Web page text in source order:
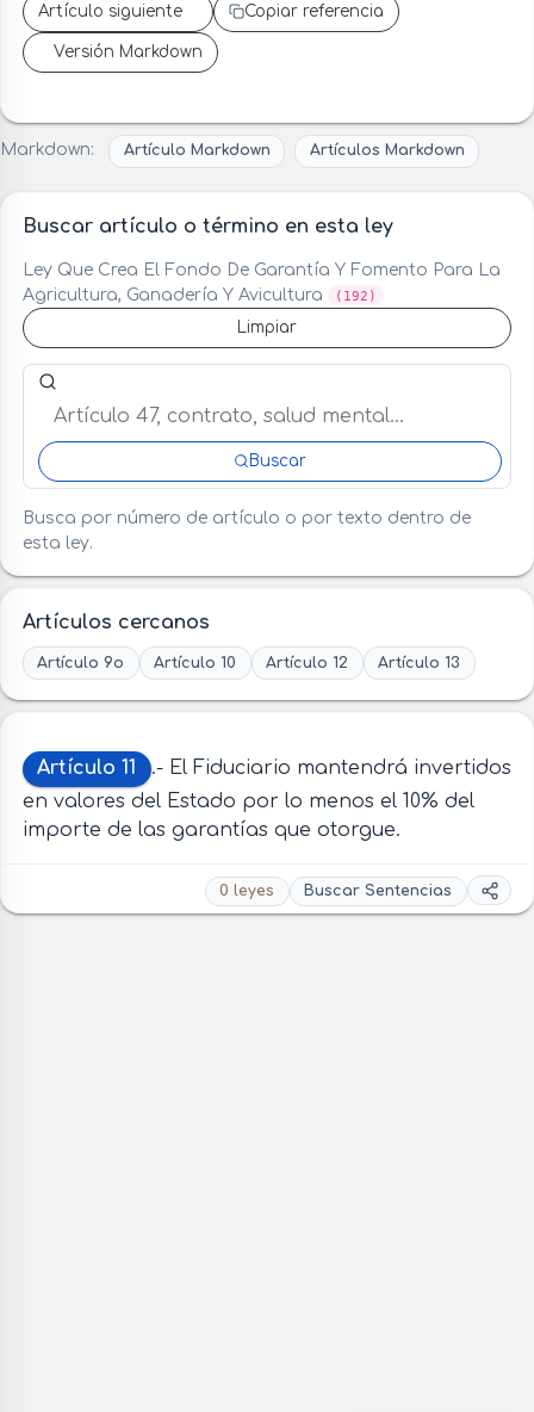
Artículo siguiente Copiar referencia
Versión Markdown
Markdown: Artículo Markdown Artículos Markdown
Buscar artículo o término en esta ley
Ley Que Crea El Fondo De Garantía Y Fomento Para La
Agricultura, Ganadería Y Avicultura
(192)
Limpiar
Buscar artículo o término en esta ley
Buscar
Busca por número de artículo o por texto dentro de
esta ley.
Artículos cercanos
Artículo 9o Artículo 10 Artículo 12 Artículo 13
Artículo 11
.- El Fiduciario mantendrá invertidos
en valores del Estado por lo menos el 10% del
importe de las garantías que otorgue.
0 leyes Buscar Sentencias